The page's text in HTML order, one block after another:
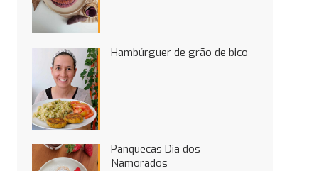
Hambúrguer de grão de bico
Panquecas Dia dos
Namorados